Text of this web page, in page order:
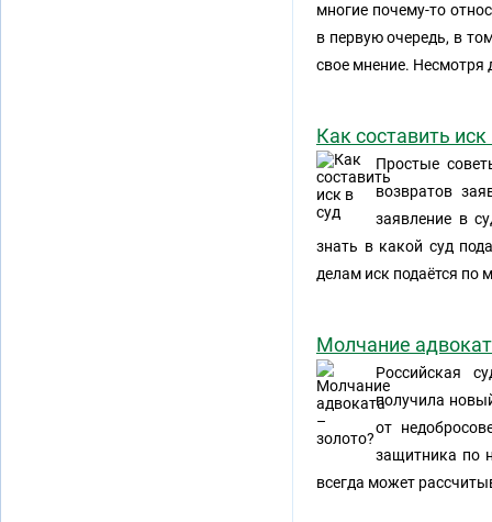
многие почему-то
в первую очередь, в
свое мнение. Несмотря
Как составить иск
Простые
возвратов
заявление в
знать в какой суд
делам иск подаётся по
Молчание
Российская
получила
от
защитника по
всегда может